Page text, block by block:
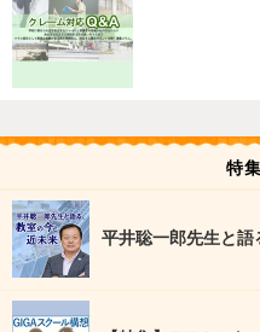
特
平井聡一郎先生と